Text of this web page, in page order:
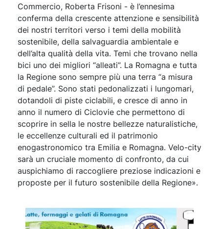
Commercio, Roberta Frisoni - è l’ennesima
conferma della crescente attenzione e sensibilità
dei nostri territori verso i temi della mobilità
sostenibile, della salvaguardia ambientale e
dell’alta qualità della vita. Temi che trovano nella
bici uno dei migliori “alleati”. La Romagna e tutta
la Regione sono sempre più una terra “a misura
di pedale”. Sono stati pedonalizzati i lungomari,
dotandoli di piste ciclabili, e cresce di anno in
anno il numero di Ciclovie che permettono di
scoprire in sella le nostre bellezze naturalistiche,
le eccellenze culturali ed il patrimonio
enogastronomico tra Emilia e Romagna. Velo-city
sarà un cruciale momento di confronto, da cui
auspichiamo di raccogliere preziose indicazioni e
proposte per il futuro sostenibile della Regione».